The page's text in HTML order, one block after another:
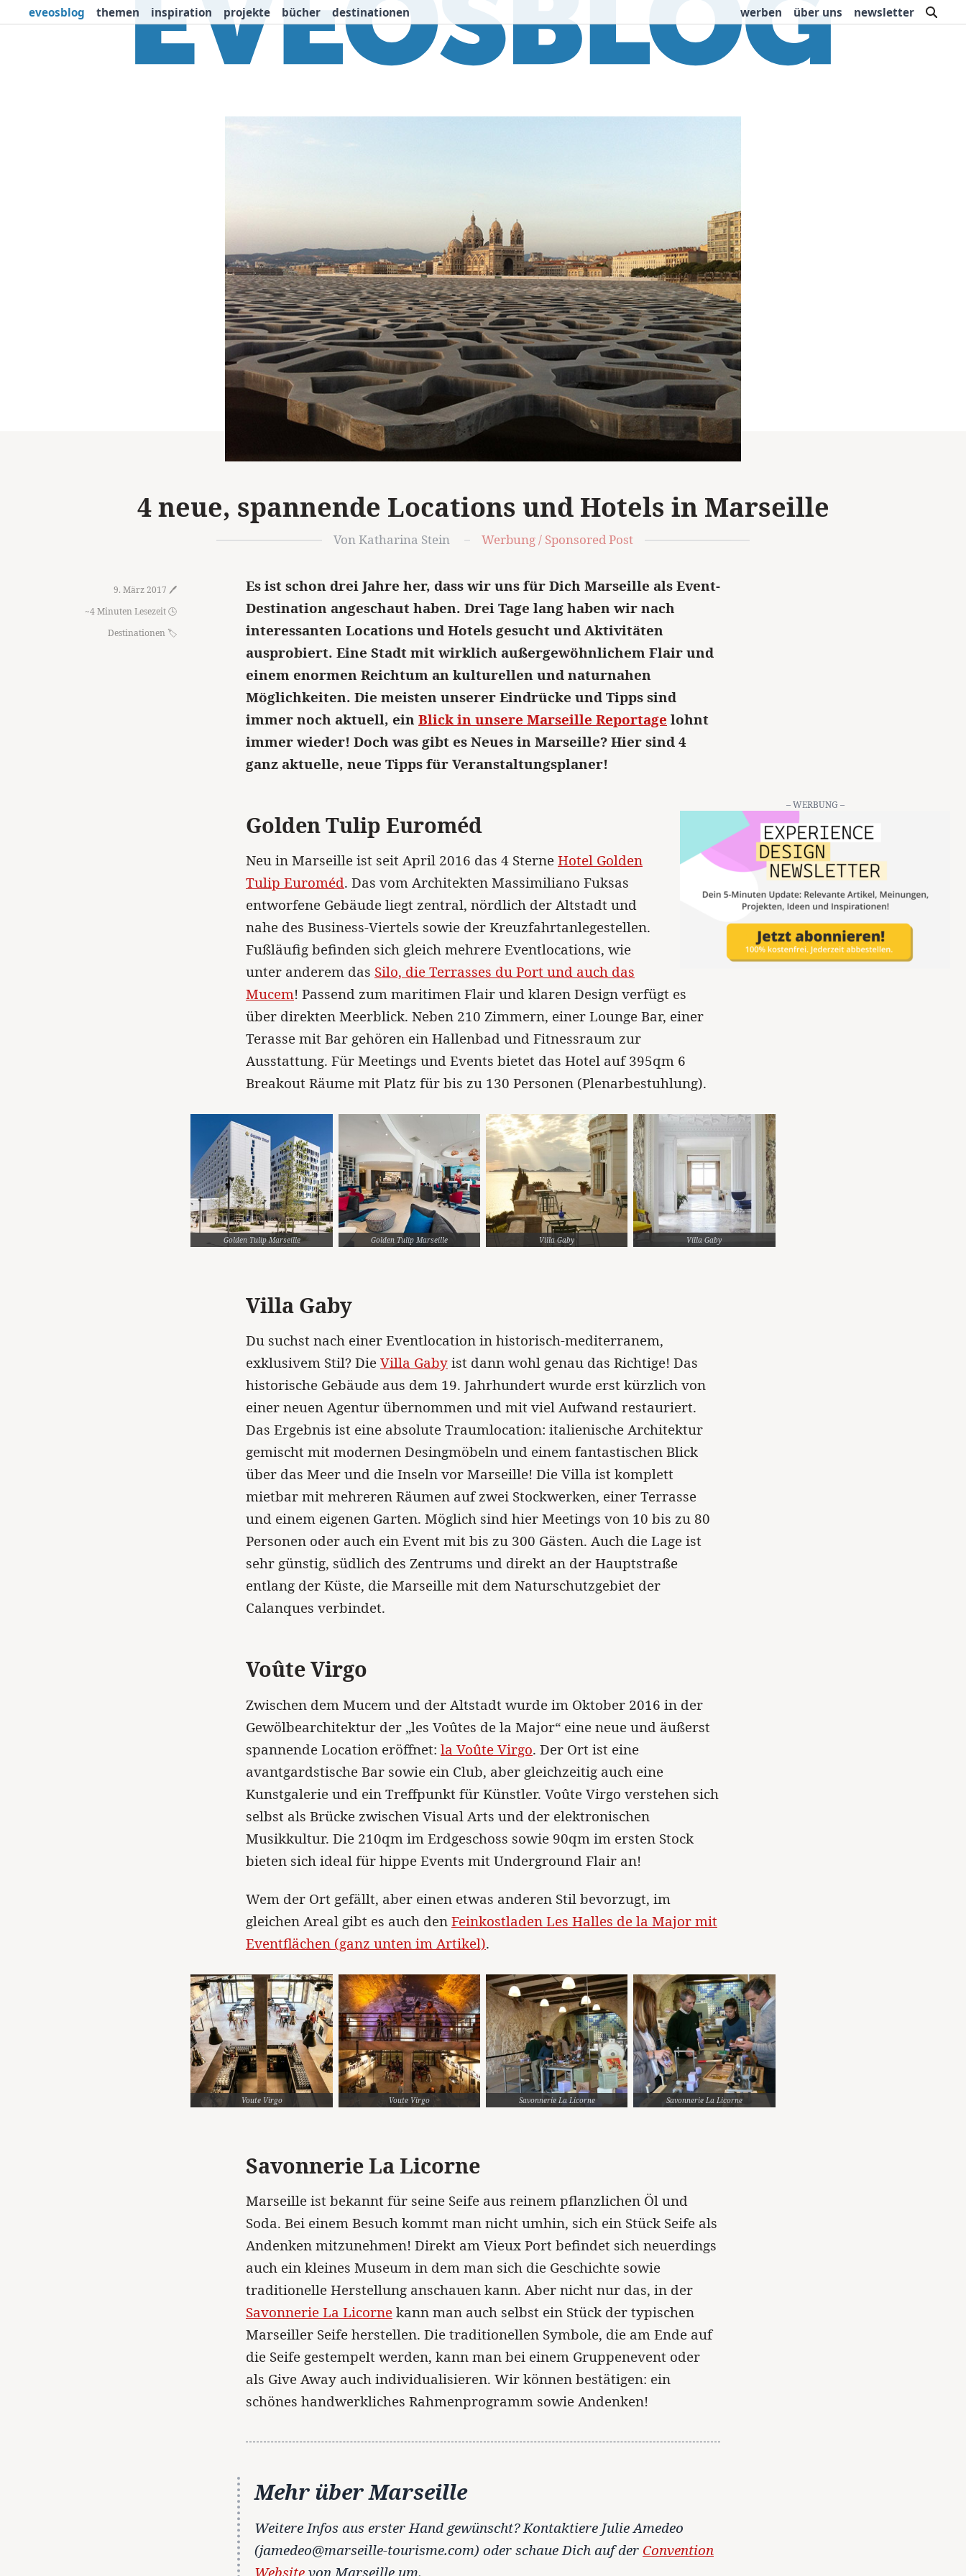
eveosblog themen inspiration projekte bücher destinationen werben über uns newsletter
Projekte Inspiration Destinationen Über uns Werbung
Buchtipps
4 neue, spannende Locations und Hotels in Marseille
Von Katharina Stein Werbung / Sponsored Post
9. März 2017 🖊️
~4 Minuten Lesezeit 🕓
Destinationen
Es ist schon drei Jahre her, dass wir uns für Dich Marseille als Event-
Destination angeschaut haben. Drei Tage lang haben wir nach
interessanten Locations und Hotels gesucht und Aktivitäten
ausprobiert. Eine Stadt mit wirklich außergewöhnlichem Flair und
einem enormen Reichtum an kulturellen und naturnahen
Möglichkeiten. Die meisten unserer Eindrücke und Tipps sind
immer noch aktuell, ein Blick in unsere Marseille Reportage lohnt
immer wieder! Doch was gibt es Neues in Marseille? Hier sind 4
ganz aktuelle, neue Tipps für Veranstaltungsplaner!
– WERBUNG –
Golden Tulip Euroméd
Neu in Marseille ist seit April 2016 das 4 SterneHotel Golden
Tulip Euroméd. Das vom Architekten Massimiliano Fuksas
entworfene Gebäude liegt zentral, nördlich der Altstadt und
nahe des Business-Viertels sowie der Kreuzfahrtanlegestellen.
Fußläufig befinden sich gleich mehrere Eventlocations, wie
unter anderem das Silo, die Terrasses du Port und auch das
Mucem! Passend zum maritimen Flair und klaren Design verfügt es
über direkten Meerblick. Neben 210 Zimmern, einer Lounge Bar, einer
Terasse mit Bar gehören ein Hallenbad und Fitnessraum zur
Ausstattung. Für Meetings und Events bietet das Hotel auf 395qm 6
Breakout Räume mit Platz für bis zu 130 Personen (Plenarbestuhlung).
Golden Tulip Marseille Golden Tulip Marseille Villa Gaby Villa Gaby
Villa Gaby
Du suchst nach einer Eventlocation in historisch-mediterranem,
exklusivem Stil? DieVilla Gabyist dann wohl genau das Richtige! Das
historische Gebäude aus dem 19. Jahrhundert wurde erst kürzlich von
einer neuen Agentur übernommen und mit viel Aufwand restauriert.
Das Ergebnis ist eine absolute Traumlocation: italienische Architektur
gemischt mit modernen Desingmöbeln und einem fantastischen Blick
über das Meer und die Inseln vor Marseille! Die Villa ist komplett
mietbar mit mehreren Räumen auf zwei Stockwerken, einer Terrasse
und einem eigenen Garten. Möglich sind hier Meetings von 10 bis zu 80
Personen oder auch ein Event mit bis zu 300 Gästen. Auch die Lage ist
sehr günstig, südlich des Zentrums und direkt an der Hauptstraße
entlang der Küste, die Marseille mit dem Naturschutzgebiet der
Calanques verbindet.
Voûte Virgo
Zwischen dem Mucem und der Altstadt wurde im Oktober 2016 in der
Gewölbearchitektur der „les Voûtes de la Major“ eine neue und äußerst
spannende Location eröffnet: la Voûte Virgo. Der Ort ist eine
avantgardstische Bar sowie ein Club, aber gleichzeitig auch eine
Kunstgalerie und ein Treffpunkt für Künstler. Voûte Virgo verstehen sich
selbst als Brücke zwischen Visual Arts und der elektronischen
Musikkultur. Die 210qm im Erdgeschoss sowie 90qm im ersten Stock
bieten sich ideal für hippe Events mit Underground Flair an!
Wem der Ort gefällt, aber einen etwas anderen Stil bevorzugt, im
gleichen Areal gibt es auch denFeinkostladen Les Halles de la Major mit
Eventflächen (ganz unten im Artikel).
Voute Virgo Voute Virgo Savonnerie La Licorne Savonnerie La Licorne
Savonnerie La Licorne
Marseille ist bekannt für seine Seife aus reinem pflanzlichen Öl und
Soda. Bei einem Besuch kommt man nicht umhin, sich ein Stück Seife als
Andenken mitzunehmen! Direkt am Vieux Port befindet sich neuerdings
auch ein kleines Museum in dem man sich die Geschichte sowie
traditionelle Herstellung anschauen kann. Aber nicht nur das, in der
Savonnerie La Licornekann man auch selbst ein Stück der typischen
Marseiller Seife herstellen. Die traditionellen Symbole, die am Ende auf
die Seife gestempelt werden, kann man bei einem Gruppenevent oder
als Give Away auch individualisieren. Wir können bestätigen: ein
schönes handwerkliches Rahmenprogramm sowie Andenken!
Mehr über Marseille
Weitere Infos aus erster Hand gewünscht? Kontaktiere Julie Amedeo
(jamedeo@marseille-tourisme.com) oder schaue Dich auf der Convention